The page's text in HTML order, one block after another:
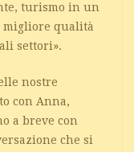
turismo in un
migliore qualità
settori».
nostre
con Anna,
a breve con
che si